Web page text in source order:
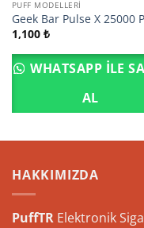
PUFF MODELLERI
Geek Bar Pulse X 25000
1,100 ₺
WHATSAPP ILE
AL
HAKKIMIZDA
PuffTR Elektronik